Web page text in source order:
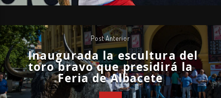
Post Anterior
Inaugurada la escultura del
toro bravo que presidirá la
Feria de Albacete